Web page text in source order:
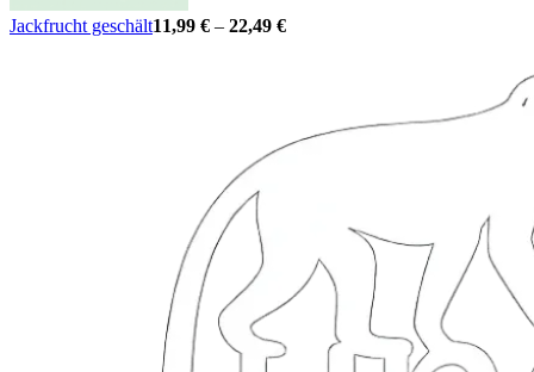
Jackfrucht geschält11,99 € – 22,49 €